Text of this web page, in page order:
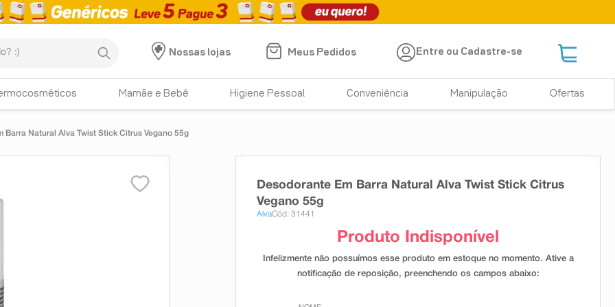
Nossas lojas
Meus Pedidos Entre ou Cadastre-se
Mamãe e Bebê Higiene Pessoal Conveniência Manipulação Ofertas
Barra Natural Alva Twist Stick Citrus Vegano 55g
Desodorante Em Barra Natural Alva Twist Stick Citrus
Vegano 55g
AlvaCód: 31441